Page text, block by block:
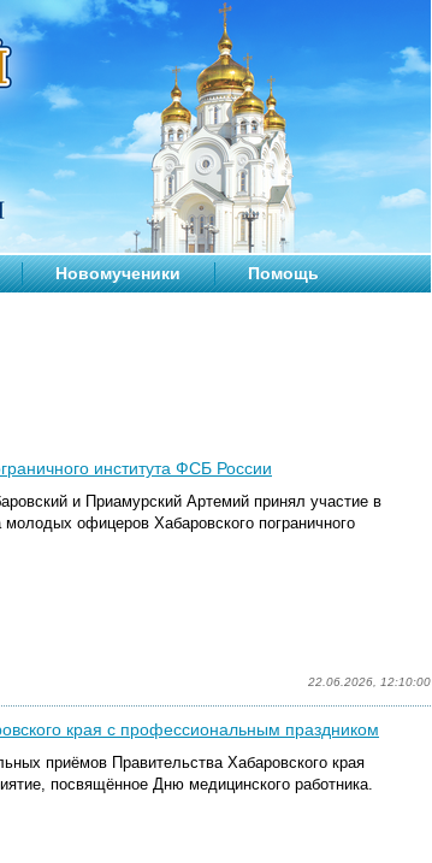
Новомученики Помощь
института ФСБ России
и Приамурский Артемий принял участие в
офицеров Хабаровского пограничного
22.06.2026, 12:10:00
края с профессиональным праздником
приёмов Правительства Хабаровского края
посвящённое Дню медицинского работника.